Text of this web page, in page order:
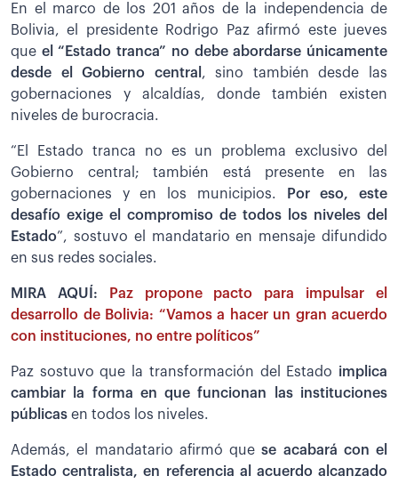
En el marco de los 201 años de la independencia de
Bolivia, el presidente Rodrigo Paz afirmó este jueves
que el “Estado tranca” no debe abordarse únicamente
desde el Gobierno central , sino también desde las
gobernaciones y alcaldías, donde también existen
niveles de burocracia.
“El Estado tranca no es un problema exclusivo del
Gobierno central; también está presente en las
gobernaciones y en los municipios.
Por eso, este
desafío exige el compromiso de todos los niveles del
Estado”, sostuvo el mandatario en mensaje difundido
en sus redes sociales.
MIRA AQUÍ:
Paz propone pacto para impulsar el
desarrollo de Bolivia: “Vamos a hacer un gran acuerdo
con instituciones, no entre políticos”
Paz sostuvo que la transformación del Estado implica
cambiar la forma en que funcionan las instituciones
públicas en todos los niveles.
Además, el mandatario afirmó quese acabará con el
Estado centralista, en referencia al acuerdo alcanzado